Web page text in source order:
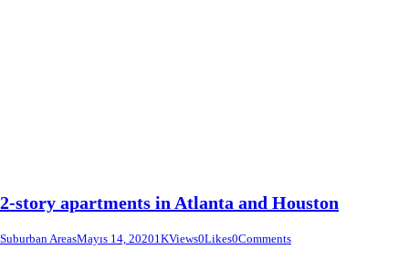
2-story apartments in Atlanta and Houston
Suburban AreasMayıs 14, 20201KViews0Likes0Comments